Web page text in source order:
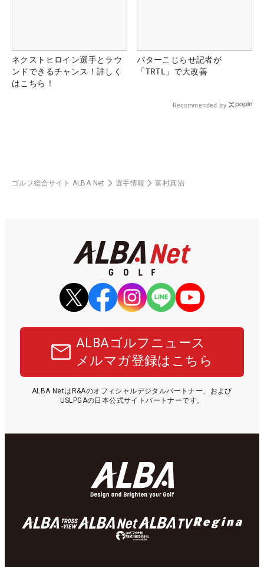
ネクストヒロイン選手とラウ
ンドできるチャンス！詳しく
はこちら！
パターこじらせ記者が
「TRTL」で大改善
Recommended by
ゴルフ総合サイト ALBA Net 選手情報 富村真治
ALBAゴルフニュース
メルマガ登録はこちら
ALBA NetはR&Aのオフィシャルデジタルパートナー、および
USLPGAの日本公式サイトパートナーです。